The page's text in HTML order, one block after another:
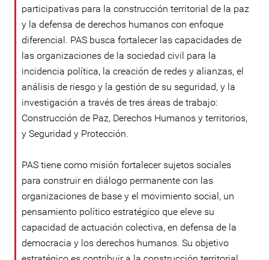
participativas para la construcción territorial de la paz
y la defensa de derechos humanos con enfoque
diferencial. PAS busca fortalecer las capacidades de
las organizaciones de la sociedad civil para la
incidencia política, la creación de redes y alianzas, el
análisis de riesgo y la gestión de su seguridad, y la
investigación a través de tres áreas de trabajo:
Construcción de Paz, Derechos Humanos y territorios,
y Seguridad y Protección.
PAS tiene como misión fortalecer sujetos sociales
para construir en diálogo permanente con las
organizaciones de base y el movimiento social, un
pensamiento político estratégico que eleve su
capacidad de actuación colectiva, en defensa de la
democracia y los derechos humanos. Su objetivo